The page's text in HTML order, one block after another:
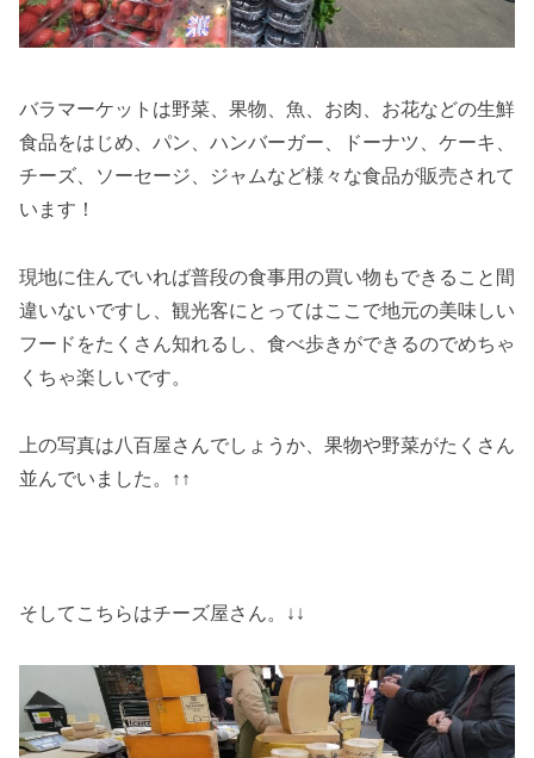
バラマーケットは野菜、果物、魚、お肉、お花などの生鮮
食品をはじめ、パン、ハンバーガー、ドーナツ、ケーキ、
チーズ、ソーセージ、ジャムなど様々な食品が販売されて
います！
現地に住んでいれば普段の食事用の買い物もできること間
違いないですし、観光客にとってはここで地元の美味しい
フードをたくさん知れるし、食べ歩きができるのでめちゃ
くちゃ楽しいです。
上の写真は八百屋さんでしょうか、果物や野菜がたくさん
並んでいました。↑↑
そしてこちらはチーズ屋さん。↓↓